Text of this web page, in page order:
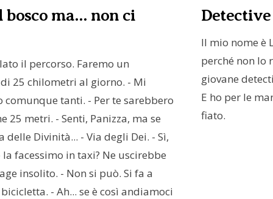
bosco ma... non ci
Il mio nome è
perché non lo
giovane
E ho per le
fiato.
il percorso. Faremo un
25 chilometri al giorno. - Mi
comunque tanti. - Per te sarebbero
25 metri. - Senti, Panizza, ma se
delle Divinità... - Via degli Dei. - Sì,
la facessimo in taxi? Ne uscirebbe
insolito. - Non si può. Si fa a
- Ah... se è così andiamoci